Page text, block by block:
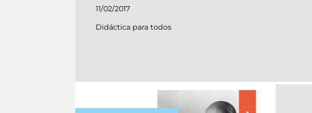
11/02/2017
Didáctica para todos